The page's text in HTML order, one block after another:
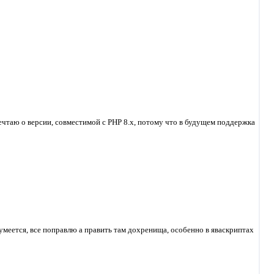
о версии, совместимой с PHP 8.x, потому что в будущем поддержка
все поправлю а править там дохренища, особенно в яваскриптах